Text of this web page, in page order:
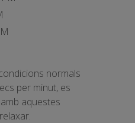
normals
per minut, es
aquestes